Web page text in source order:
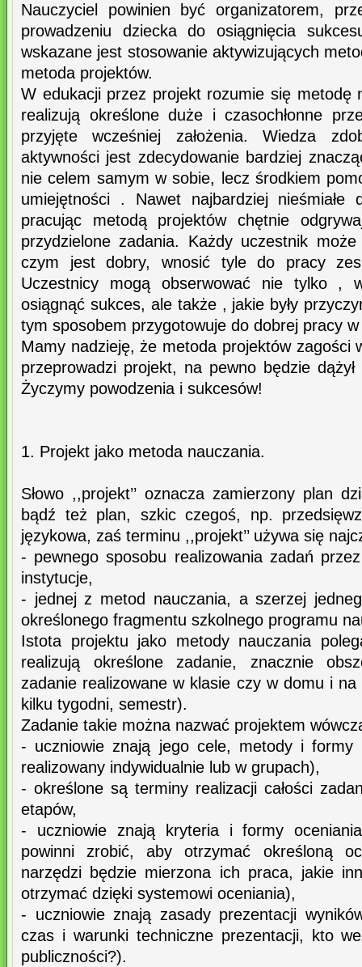
Nauczyciel powinien być organizatorem,
prowadzeniu dziecka do osiągnięcia
wskazane jest stosowanie aktywizujących
metoda projektów.
W edukacji przez projekt rozumie się metodę
realizują określone duże i czasochłonne
przyjęte wcześniej założenia. Wiedza
aktywności jest zdecydowanie bardziej
nie celem samym w sobie, lecz środkiem
umiejętności . Nawet najbardziej nieśmiałe
pracując metodą projektów chętnie
przydzielone zadania. Każdy uczestnik
czym jest dobry, wnosić tyle do pracy
Uczestnicy mogą obserwować nie tylko ,
osiągnąć sukces, ale także , jakie były
tym sposobem przygotowuje do dobrej pracy w
Mamy nadzieję, że metoda projektów zagości
przeprowadzi projekt, na pewno będzie
Życzymy powodzenia i sukcesów!
1. Projekt jako metoda nauczania.
Słowo ,,projekt’’ oznacza zamierzony plan
bądź też plan, szkic czegoś, np.
językowa, zaś terminu ,,projekt’’ używa się
- pewnego sposobu realizowania zadań
instytucje,
- jednej z metod nauczania, a szerzej
określonego fragmentu szkolnego programu
Istota projektu jako metody nauczania
realizują określone zadanie, znacznie
zadanie realizowane w klasie czy w domu i na
kilku tygodni, semestr).
Zadanie takie można nazwać projektem
- uczniowie znają jego cele, metody i formy
realizowany indywidualnie lub w grupach),
- określone są terminy realizacji całości
etapów,
- uczniowie znają kryteria i formy
powinni zrobić, aby otrzymać określoną
narzędzi będzie mierzona ich praca, jakie
otrzymać dzięki systemowi oceniania),
- uczniowie znają zasady prezentacji
czas i warunki techniczne prezentacji, kto
publiczności?).